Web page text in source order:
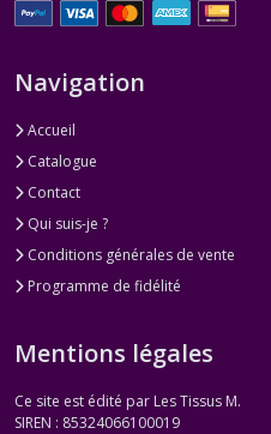
Navigation
Accueil
Catalogue
Contact
Qui suis-je ?
Conditions générales de vente
Programme de fidélité
Mentions légales
Ce site est édité par Les Tissus M.
SIREN : 85324066100019